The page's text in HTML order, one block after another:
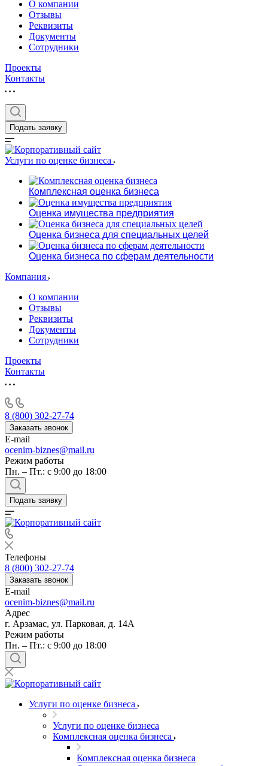
О компании
Отзывы
Реквизиты
Документы
Сотрудники
Проекты
Контакты
Подать заявку
Услуги по оценке бизнеса
Комплексная оценка бизнеса
Оценка имущества предприятия
Оценка бизнеса для специальных целей
Оценка бизнеса по сферам деятельности
Компания
О компании
Отзывы
Реквизиты
Документы
Сотрудники
Проекты
Контакты
8 (800) 302-27-74
Заказать звонок
E-mail
ocenim-biznes@mail.ru
Режим работы
Пн. – Пт.: с 9:00 до 18:00
Подать заявку
Телефоны
8 (800) 302-27-74
Заказать звонок
E-mail
ocenim-biznes@mail.ru
Адрес
г. Арзамас, ул. Парковая, д. 14А
Режим работы
Пн. – Пт.: с 9:00 до 18:00
Услуги по оценке бизнеса
Услуги по оценке бизнеса
Комплексная оценка бизнеса
Комплексная оценка бизнеса
Выберите ваш город